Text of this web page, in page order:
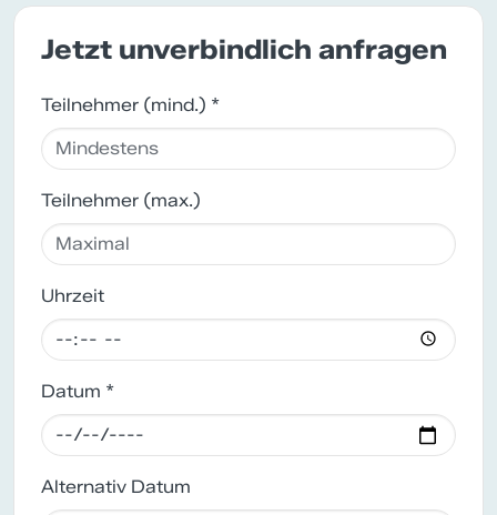
Jetzt unverbindlich anfragen
Teilnehmer (mind.) *
Teilnehmer (max.)
Uhrzeit
Datum *
Alternativ Datum